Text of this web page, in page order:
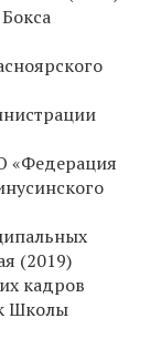
«Федерация
(2019)
кадров
Школы